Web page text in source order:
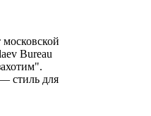
Bureau
стиль для